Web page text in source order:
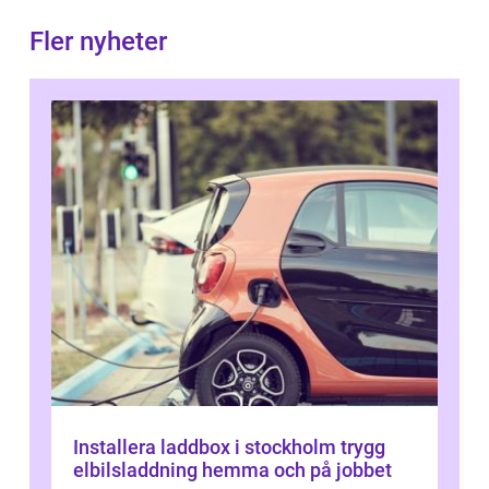
Fler nyheter
Installera laddbox i stockholm trygg
elbilsladdning hemma och på jobbet